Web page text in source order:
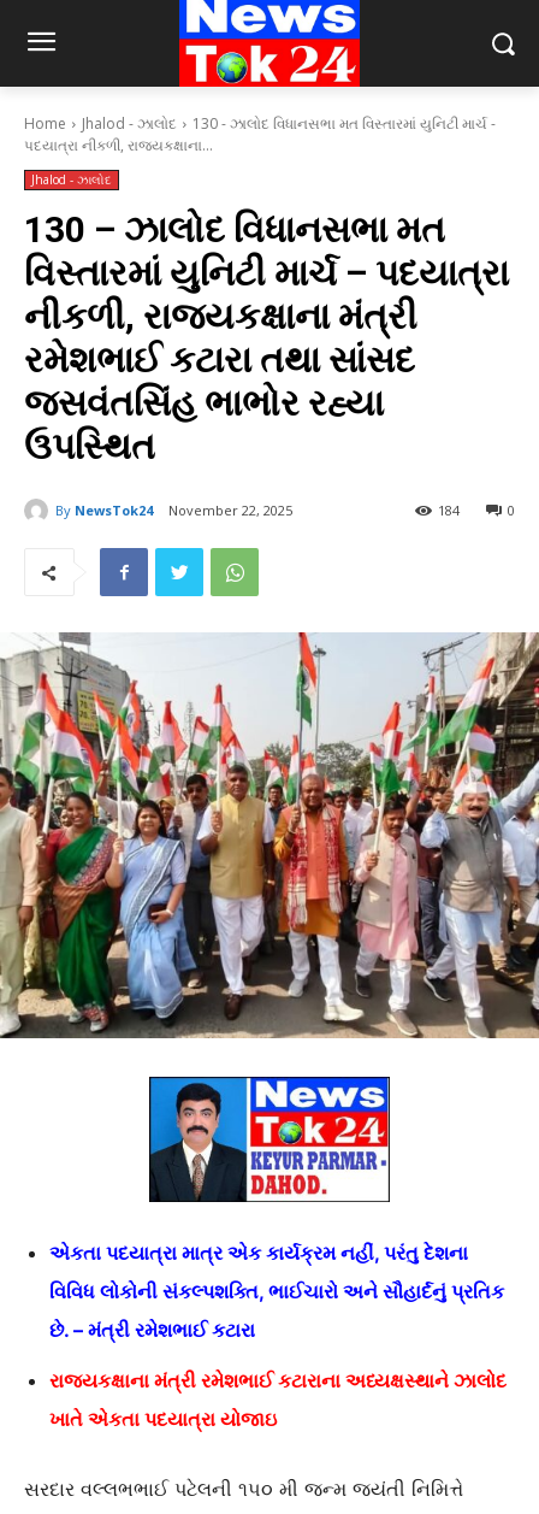
Home Jhalod - ઝાલોદ
130 - ઝાલોદ વિધાનસભા મત વિસ્તારમાં યુનિટી માર્ચ -
પદયાત્રા નીકળી, રાજ્યકક્ષાના...
Jhalod - ઝાલોદ
130 – ઝાલોદ વિધાનસભા મત
વિસ્તારમાં યુનિટી માર્ચ – પદયાત્રા
નીકળી, રાજ્યકક્ષાના મંત્રી
રમેશભાઈ કટારા તથા સાંસદ
જસવંતસિંહ ભાભોર રહ્યા
ઉપસ્થિત
By NewsTok24 November 22, 2025 0
184
એકતા પદયાત્રા માત્ર એક કાર્યક્રમ નહીં, પરંતુ દેશના
વિવિધ લોકોની સંકલ્પશક્તિ, ભાઈચારો અને સૌહાર્દનું પ્રતિક
છે. – મંત્રી રમેશભાઈ કટારા
રાજ્યકક્ષાના મંત્રી રમેશભાઈ કટારાના અધ્યક્ષસ્થાને ઝાલોદ
ખાતે એકતા પદયાત્રા યોજાઇ
સરદાર વલ્લભભાઈ પટેલની ૧૫૦ મી જન્મ જયંતી નિમિત્તે